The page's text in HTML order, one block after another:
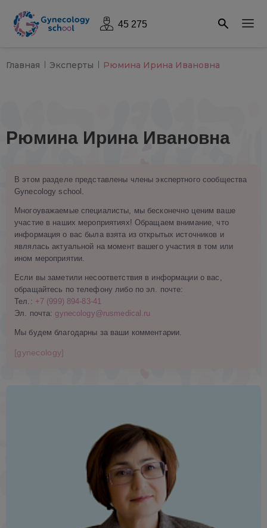
45 275
Главная Эксперты Рюмина Ирина Ивановна
Рюмина Ирина Ивановна
В этом разделе представлены члены экспертного сообщества
Gynecology school.
Многоуважаемые специалисты, мы бесконечно ценим ваше
участие в наших мероприятиях! Обращаем внимание, что
информация о вас была взята из открытых источников и
являлась актуальной на момент вашего участия в том или
ином мероприятии.
Если вы заметили несоответствия в информации о вас,
обращайтесь по телефону либо по эл. почте:
Тел.: +7 (999) 894-83-41
Эл. почта: gynecology@rusmedical.ru
Мы будем благодарны за ваши комментарии.
[gynecology]